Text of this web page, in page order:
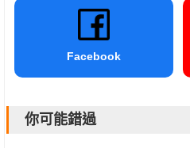
Facebook
你可能錯過